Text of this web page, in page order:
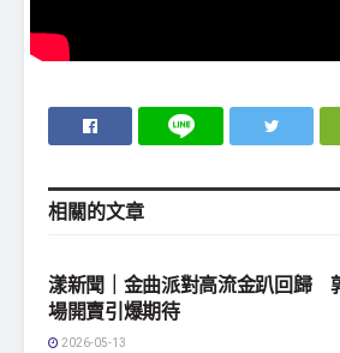
相關的文章
漾新聞｜金曲派對高流金趴回歸
場開賣引爆期待
2026-05-13